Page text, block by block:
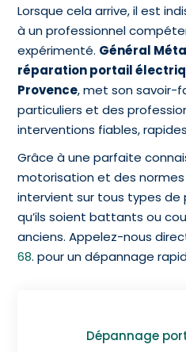
Lorsque cela arrive, il est
à un professionnel
expérimenté. Général
réparation portail
Provence, met son savoir-
particuliers et des
interventions fiables,
Grâce à une parfaite
motorisation et des
intervient sur tous types
qu’ils soient battants ou
anciens. Appelez-nous
68. pour un dépannage
Dépannage